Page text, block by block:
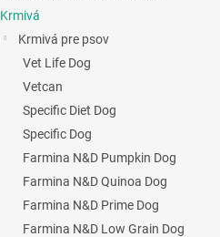
Krmivá
Krmivá pre psov
Vet Life Dog
Vetcan
Specific Diet Dog
Specific Dog
Farmina N&D Pumpkin Dog
Farmina N&D Quinoa Dog
Farmina N&D Prime Dog
Farmina N&D Low Grain Dog